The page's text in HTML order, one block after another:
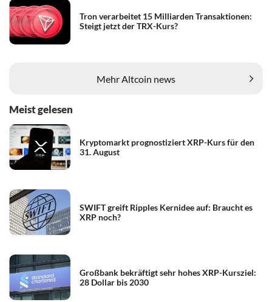
Tron verarbeitet 15 Milliarden Transaktionen:
Steigt jetzt der TRX-Kurs?
Mehr Altcoin news
Meist gelesen
Kryptomarkt prognostiziert XRP-Kurs für den
31. August
SWIFT greift Ripples Kernidee auf: Braucht es
XRP noch?
Großbank bekräftigt sehr hohes XRP-Kursziel:
28 Dollar bis 2030